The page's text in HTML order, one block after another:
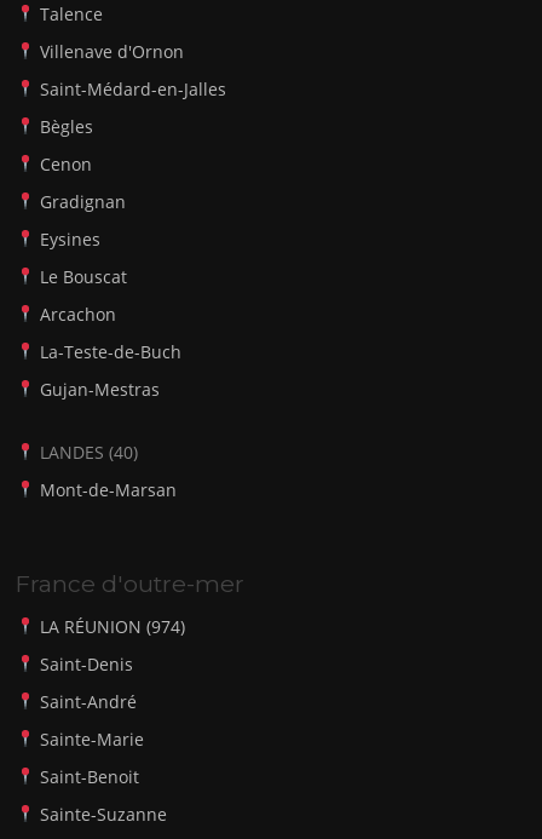
Talence
Villenave d'Ornon
Saint-Médard-en-Jalles
Bègles
Cenon
Gradignan
Eysines
Le Bouscat
Arcachon
La-Teste-de-Buch
Gujan-Mestras
LANDES (40)
Mont-de-Marsan
France d'outre-mer
LA RÉUNION (974)
Saint-Denis
Saint-André
Sainte-Marie
Saint-Benoit
Sainte-Suzanne